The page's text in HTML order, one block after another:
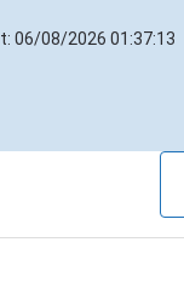
06/08/2026 01:37:13